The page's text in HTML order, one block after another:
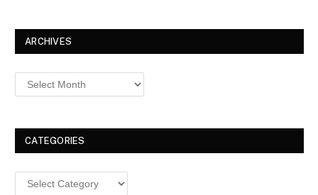
ARCHIVES
Archives
CATEGORIES
Categories